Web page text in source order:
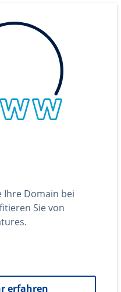
Ihre Domain bei
Sie von
erfahren